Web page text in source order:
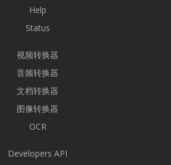
Help
Status
视频转换器
音频转换器
文档转换器
图像转换器
OCR
Developers API